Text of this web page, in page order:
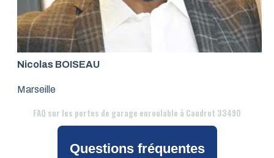
Nicolas BOISEAU
Marseille
FAQ sur les portes de garage enroulable à Caudrot 33490
Questions fréquentes